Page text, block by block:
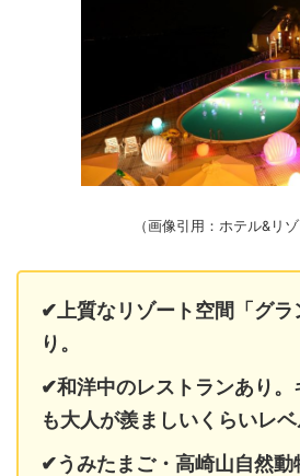
（画像引用：ホテル&リ
✔上質なリゾート空間「グラ
り。
✔和洋中のレストランあり。
も大人が羨ましいくらいレベ
✔うみたまご・高崎山自然動